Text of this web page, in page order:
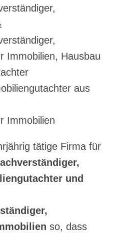
Immobilien, Hausbau
aus
Immobilien
tätige Firma für
und
so, dass